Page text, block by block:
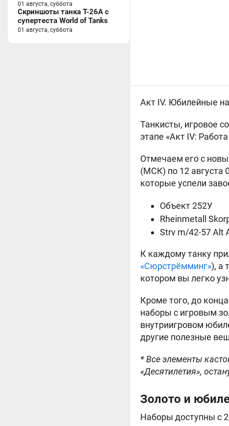
01 августа, суббота
Скриншоты танка T-26A с
супертеста World of Tanks
01 августа, суббота
Акт IV. Юбилейные
Танкисты, игровое
этапе «Акт IV:
Отмечаем его с
(МСК) по 12 августа
которые успели
Объект 252У
Rheinmetall
Strv m/42-57 Alt
К каждому танку
«Сюрстрёмминг»), а
котором вы легко
Кроме того, до
наборы с игровым
внутриигровом
другие полезные
* Все элементы
«Десятилетия»,
Золото и
Наборы доступны с